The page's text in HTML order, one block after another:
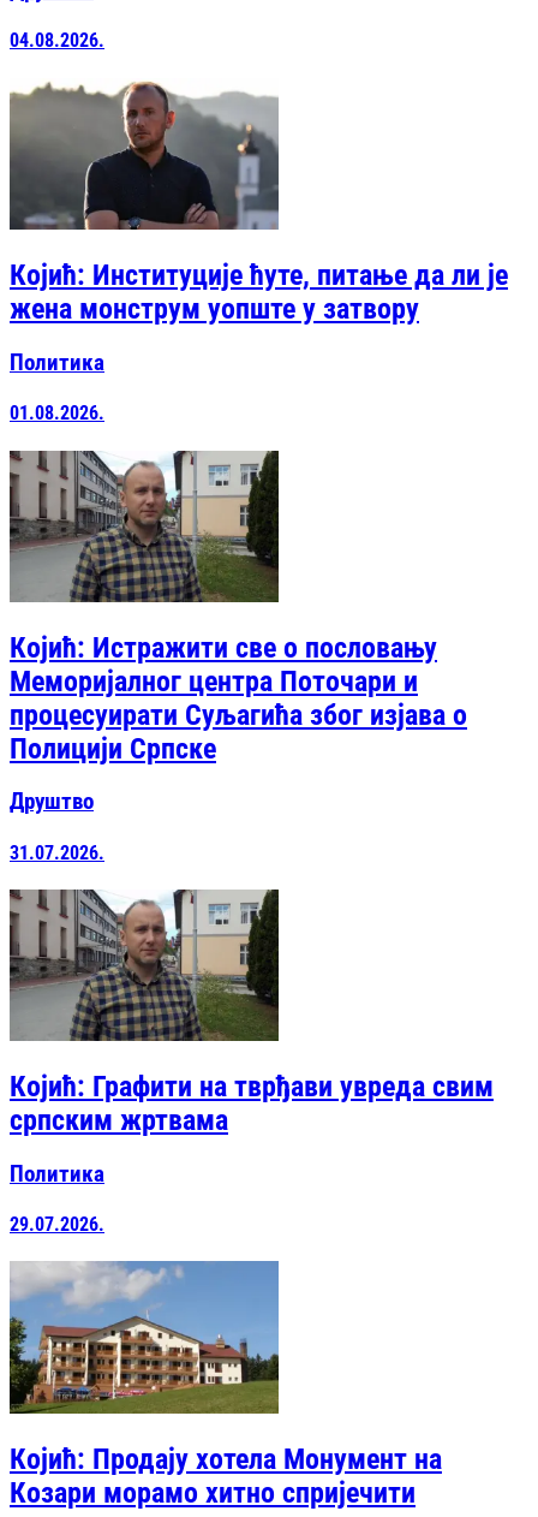
04.08.2026.
Којић: Институције ћуте, питање да ли је
жена монструм уопште у затвору
Политика
01.08.2026.
Којић: Истражити све о пословању
Меморијалног центра Поточари и
процесуирати Суљагића због изјава о
Полицији Српске
Друштво
31.07.2026.
Којић: Графити на тврђави увреда свим
српским жртвама
Политика
29.07.2026.
Којић: Продају хотела Монумент на
Козари морамо хитно спријечити